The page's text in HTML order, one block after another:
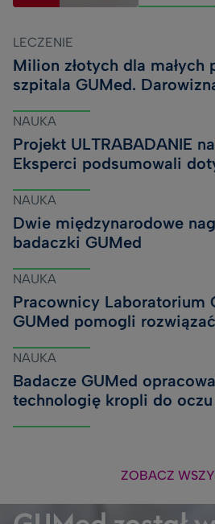
LECZENIE
Milion złotych dla małych
szpitala GUMed.
NAUKA
Projekt ULTRABADANIE
Eksperci podsumowali
NAUKA
Dwie międzynarodowe
badaczki GUMed
NAUKA
Pracownicy Laboratorium
GUMed pomogli
NAUKA
Badacze GUMed
technologię kropli do
ZOBACZ